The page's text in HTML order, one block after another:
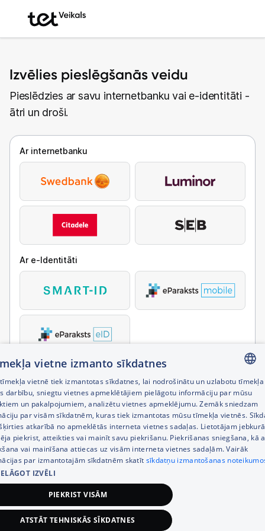
Izvēlies pieslēgšanās veidu
Pieslēdzies ar savu internetbanku vai e-identitāti -
ātri un droši.
Ar internetbanku
Ar e-Identitāti
LATVIAN
RUSSIAN
ENGLISH
vietne izmanto sīkdatnes
vietnē tiek izmantotas sīkdatnes, lai nodrošinātu un uzlabotu tīmekļa
darbību, sniegtu vietnes apmeklētājiem pielāgotu informāciju par mūsu
un pakalpojumiem, analizētu vietnes apmeklējumu. Zemāk sniedzam
par visām sīkdatnēm, kuras tiek izmantotas mūsu tīmekļa vietnēs.
atkarībā no apmeklētās interneta vietnes sadaļas. Lietotājam
piekrist, atteikties vai mainīt savu piekrišanu. Piekrišanas sniegšana, kā
vai mainīšana attiecas uz visām interneta vietnes sadaļām. Vairāk
par izmantotajām sīkdatnēm skatīt sīkdatņu izmantošanas
IZVĒLI
PIEKRIST VISĀM
ATSTĀT TEHNISKĀS SĪKDATNES